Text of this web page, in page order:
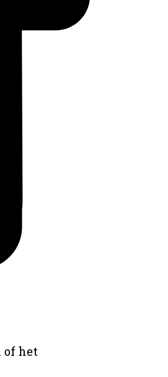
of het